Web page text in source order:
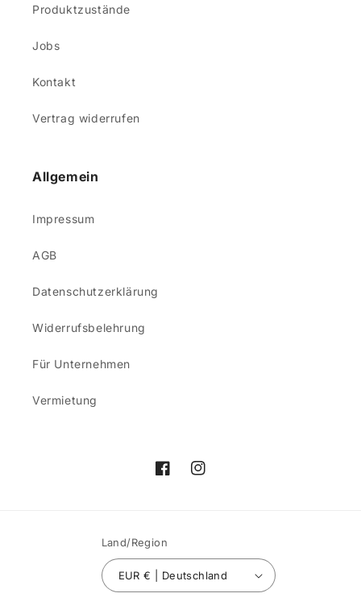
Produktzustände
Jobs
Kontakt
Vertrag widerrufen
Allgemein
Impressum
AGB
Datenschutzerklärung
Widerrufsbelehrung
Für Unternehmen
Vermietung
FacebookInstagram
Land/Region
EUR € | Deutschland